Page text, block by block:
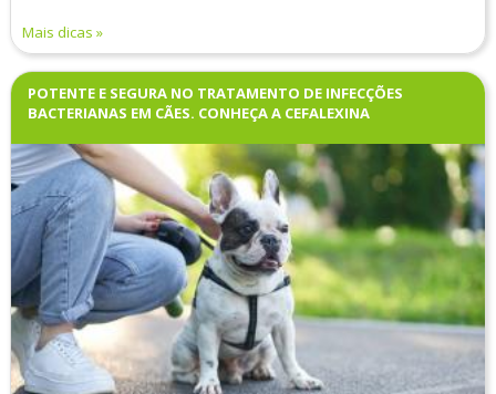
Mais dicas
POTENTE E SEGURA NO TRATAMENTO DE INFECÇÕES
BACTERIANAS EM CÃES. CONHEÇA A CEFALEXINA